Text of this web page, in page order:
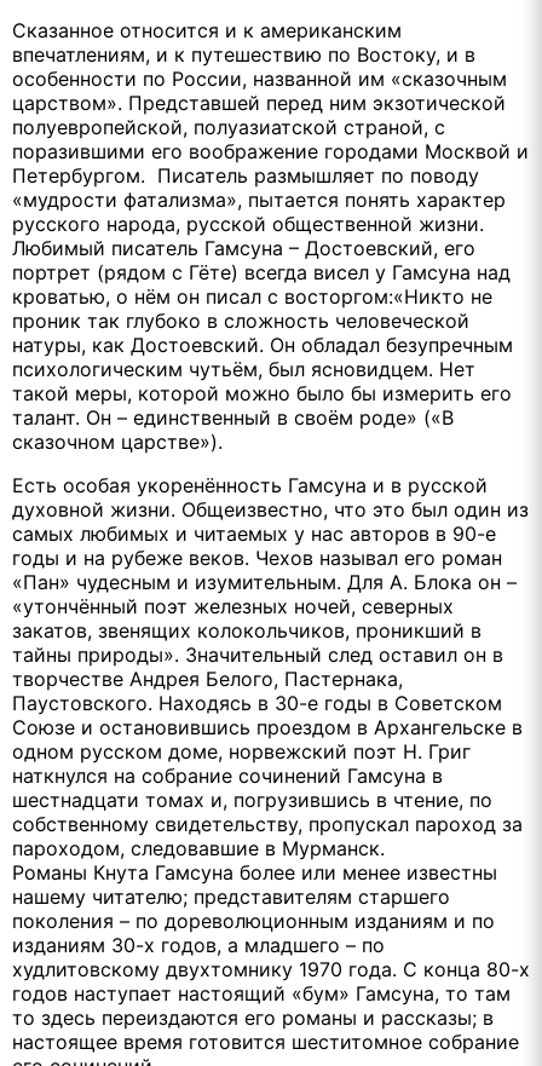
Сказанное относится и к американским
впечатлениям, и к путешествию по Востоку, и в
особенности по России, названной им «сказочным
царством». Представшей перед ним экзотической
полуевропейской, полуазиатской страной, с
поразившими его воображение городами Москвой и
Петербургом. Писатель размышляет по поводу
«мудрости фатализма», пытается понять характер
русского народа, русской общественной жизни.
Любимый писатель Гамсуна – Достоевский, его
портрет (рядом с Гёте) всегда висел у Гамсуна над
кроватью, о нём он писал с восторгом:«Никто не
проник так глубоко в сложность человеческой
натуры, как Достоевский. Он обладал безупречным
психологическим чутьём, был ясновидцем. Нет
такой меры, которой можно было бы измерить его
талант. Он – единственный в своём роде» («В
сказочном царстве»).
Есть особая укоренённость Гамсуна и в русской
духовной жизни. Общеизвестно, что это был один из
самых любимых и читаемых у нас авторов в 90-е
годы и на рубеже веков. Чехов называл его роман
«Пан» чудесным и изумительным. Для А. Блока он –
«утончённый поэт железных ночей, северных
закатов, звенящих колокольчиков, проникший в
тайны природы». Значительный след оставил он в
творчестве Андрея Белого, Пастернака,
Паустовского. Находясь в 30-е годы в Советском
Союзе и остановившись проездом в Архангельске в
одном русском доме, норвежский поэт Н. Григ
наткнулся на собрание сочинений Гамсуна в
шестнадцати томах и, погрузившись в чтение, по
собственному свидетельству, пропускал пароход за
пароходом, следовавшие в Мурманск.
Романы Кнута Гамсуна более или менее известны
нашему читателю; представителям старшего
поколения – по дореволюционным изданиям и по
изданиям 30-х годов, а младшего – по
худлитовскому двухтомнику 1970 года. С конца 80-х
годов наступает настоящий «бум» Гамсуна, то там
то здесь переиздаются его романы и рассказы; в
настоящее время готовится шеститомное собрание